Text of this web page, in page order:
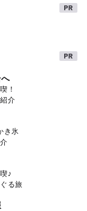
！
介
き氷
♪
る旅